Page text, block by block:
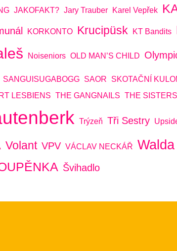
JAKOFAKT? Jary Trauber Karel Vepřek
KORKONTO Krucipüsk KT Bandits
Noiseniors OLD MAN’S CHILD
SANGUISUGABOGG SAOR SKOTAČNÍ
LESBIENS THE GANGNAILS THE
Trýzeň Tři Sestry
Volant VPV VÁCLAV NECKÁŘ
Švihadlo